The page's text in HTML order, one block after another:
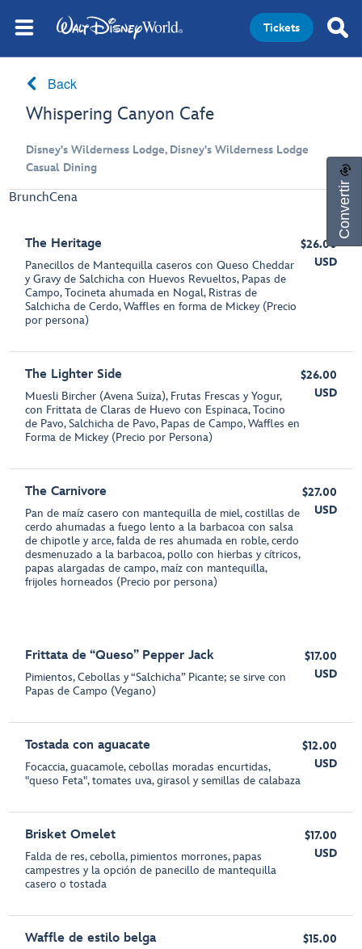
Tickets
Back
Whispering Canyon Cafe
Disney's Wilderness Lodge, Disney's Wilderness Lodge
Casual Dining
BrunchCena
The Heritage
Panecillos de Mantequilla caseros con Queso Cheddar
y Gravy de Salchicha con Huevos Revueltos, Papas de
Campo, Tocineta ahumada en Nogal, Ristras de
Salchicha de Cerdo, Waffles en forma de Mickey (Precio
por persona)
$26.00
USD
The Lighter Side
Muesli Bircher (Avena Suiza), Frutas Frescas y Yogur,
con Frittata de Claras de Huevo con Espinaca, Tocino
de Pavo, Salchicha de Pavo, Papas de Campo, Waffles en
Forma de Mickey (Precio por Persona)
$26.00
USD
The Carnivore
Pan de maíz casero con mantequilla de miel, costillas de
cerdo ahumadas a fuego lento a la barbacoa con salsa
de chipotle y arce, falda de res ahumada en roble, cerdo
desmenuzado a la barbacoa, pollo con hierbas y cítricos,
papas alargadas de campo, maíz con mantequilla,
frijoles horneados (Precio por persona)
$27.00
USD
Frittata de “Queso” Pepper Jack
Pimientos, Cebollas y “Salchicha” Picante; se sirve con
Papas de Campo (Vegano)
$17.00
USD
Tostada con aguacate
Focaccia, guacamole, cebollas moradas encurtidas,
"queso Feta", tomates uva, girasol y semillas de calabaza
$12.00
USD
Brisket Omelet
Falda de res, cebolla, pimientos morrones, papas
campestres y la opción de panecillo de mantequilla
casero o tostada
$17.00
USD
Waffle de estilo belga
$15.00
Convertir